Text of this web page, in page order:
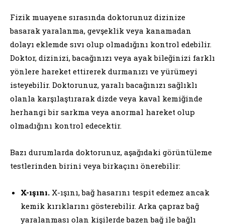
Fizik muayene sırasında doktorunuz dizinize
basarak yaralanma, gevşeklik veya kanamadan
dolayı eklemde sıvı olup olmadığını kontrol edebilir.
Doktor, dizinizi, bacağınızı veya ayak bileğinizi farklı
yönlere hareket ettirerek durmanızı ve yürümeyi
isteyebilir. Doktorunuz, yaralı bacağınızı sağlıklı
olanla karşılaştırarak dizde veya kaval kemiğinde
herhangi bir sarkma veya anormal hareket olup
olmadığını kontrol edecektir.
Bazı durumlarda doktorunuz, aşağıdaki görüntüleme
testlerinden birini veya birkaçını önerebilir:
X-ışını. X-ışını, bağ hasarını tespit edemez ancak
kemik kırıklarını gösterebilir. Arka çapraz bağ
yaralanması olan kişilerde bazen bağ ile bağlı